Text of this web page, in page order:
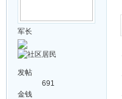
军长
发帖
691
金钱